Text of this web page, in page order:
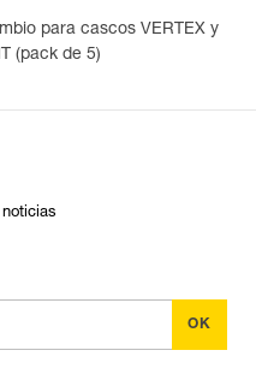
para cascos VERTEX y
(pack de 5)